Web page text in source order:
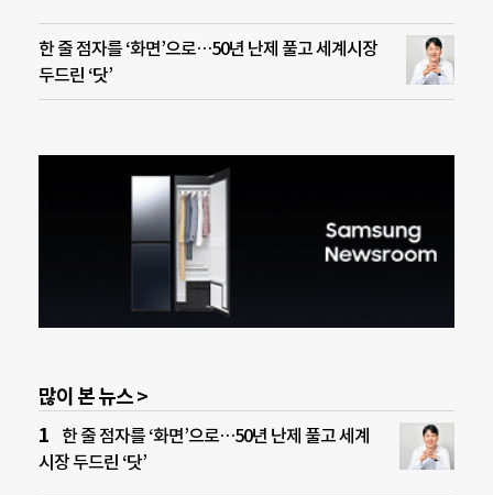
한 줄 점자를 ‘화면’으로…50년 난제 풀고 세계시장
두드린 ‘닷’
많이 본 뉴스 >
한 줄 점자를 ‘화면’으로…50년 난제 풀고 세계
시장 두드린 ‘닷’